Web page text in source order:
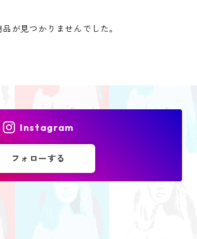
が見つかりませんでした。
Instagram
フォローする